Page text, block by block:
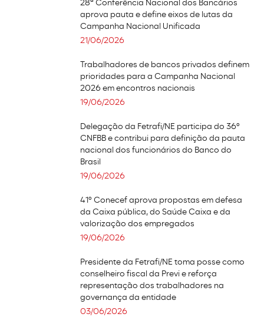
28ª Conferência Nacional dos Bancários
aprova pauta e define eixos de lutas da
Campanha Nacional Unificada
21/06/2026
Trabalhadores de bancos privados definem
prioridades para a Campanha Nacional
2026 em encontros nacionais
19/06/2026
Delegação da Fetrafi/NE participa do 36º
CNFBB e contribui para definição da pauta
nacional dos funcionários do Banco do
Brasil
19/06/2026
41º Conecef aprova propostas em defesa
da Caixa pública, do Saúde Caixa e da
valorização dos empregados
19/06/2026
Presidente da Fetrafi/NE toma posse como
conselheiro fiscal da Previ e reforça
representação dos trabalhadores na
governança da entidade
03/06/2026